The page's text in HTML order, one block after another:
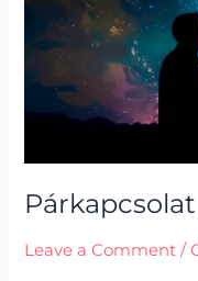
Leave a Comment /